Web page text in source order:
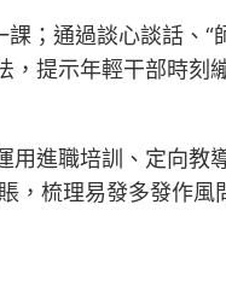
；通過談心談話、
提示年輕干部時
用進職培訓、定向
梳理易發多發作